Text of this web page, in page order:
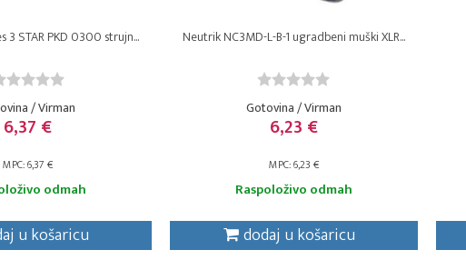
3 STAR PKD 0300 strujn...
/ Virman
6,37 €
MPC: 6,37 €
odmah
u košaricu
Neutrik NC3MD-L-B-1 ugradbeni muški XLR...
Gotovina / Virman
6,23 €
MPC: 6,23 €
Raspoloživo odmah
dodaj u košaricu